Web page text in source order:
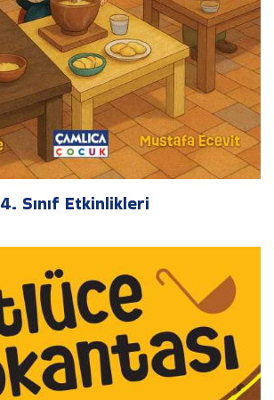
4. Sınıf Etkinlikleri